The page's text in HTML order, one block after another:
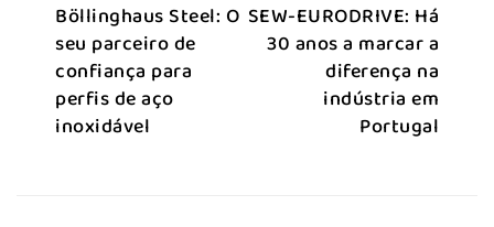
Böllinghaus Steel: O
seu parceiro de
confiança para
perfis de aço
inoxidável
SEW-EURODRIVE: Há
30 anos a marcar a
diferença na
indústria em
Portugal